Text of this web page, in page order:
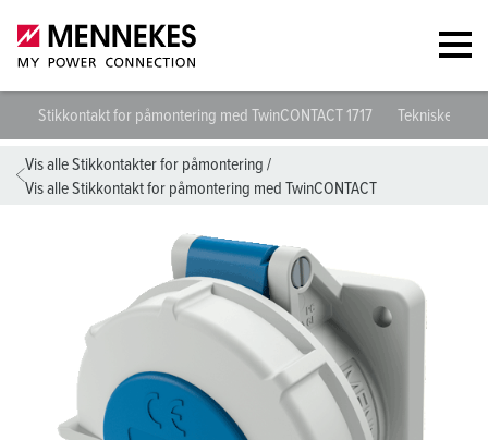
Stikkontakt for påmontering med TwinCONTACT 1717 Tekniske
Vis alle Stikkontakter for påmontering /
Vis alle Stikkontakt for påmontering med TwinCONTACT